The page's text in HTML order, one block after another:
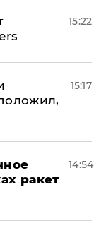
15:22
15:17
ракет
14:54